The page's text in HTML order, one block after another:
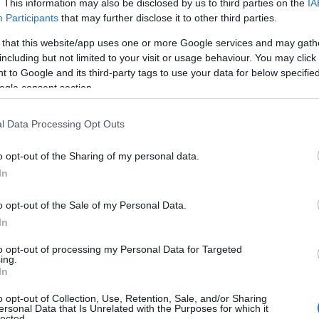
This information may also be disclosed by us to third parties on the
Participants that may further disclose it to other third parties.
that this website/app uses one or more Google services and may
but not limited to your visit or usage behaviour. You may
to Google and its third-party tags to use your data for below
consent section.
Data Processing Opt Outs
opt-out of the Sharing of my personal data.
opt-out of the Sale of my Personal Data.
opt-out of processing my Personal Data for Targeted
opt-out of Collection, Use, Retention, Sale, and/or Sharing
Data that Is Unrelated with the Purposes for which it
μείωση των ανισοτήτων, η κοινωνική συνοχή και η
την κυβέρνηση και το υπουργείο μας αναγκαίο όρο
από τους βασικούς πυλώνες της στεγαστικής μας
ευρώ έως το τέλος του ’25. Μέσα από
και διαφορετικές ανάγκες νοικοκυριών και
το οξύ κοινωνικό πρόβλημα και προσφέρει
προβλέπει το πρόγραμμα για ιδιοκτήτες και
πρόγραμμα επιδοτεί την ανακαίνιση συνολικά 70
ευρώ για την ανακαίνιση του διαμερίσματός τους,
τέσσερα έτη.
του προγράμματος είναι ιδιοκτήτες ή
ακίνητά τους, εφόσον: